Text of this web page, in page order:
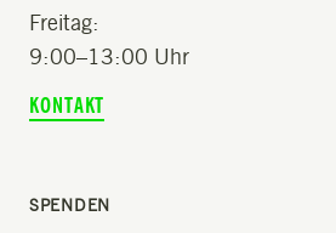
Freitag:
9:00–13:00 Uhr
KONTAKT
SPENDEN